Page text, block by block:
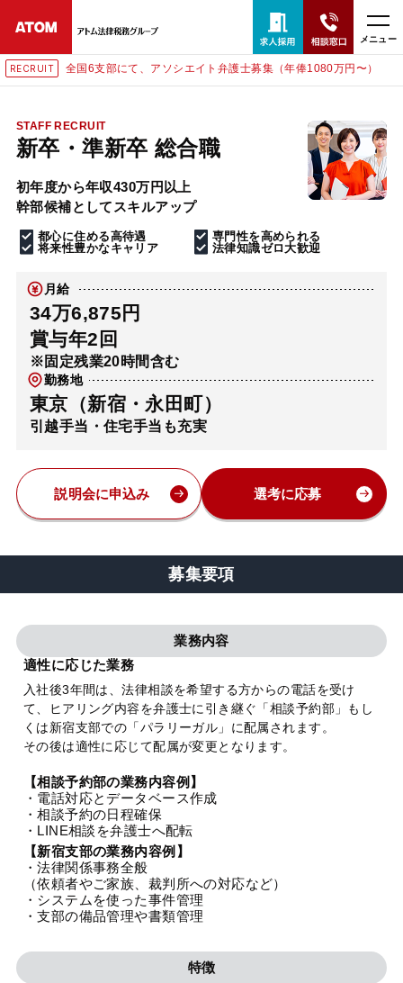
メニュー
全国6支部にて、アソシエイト弁護士募集（年俸1080万円〜）
STAFF RECRUIT
新卒・準新卒 総合職
初年度から年収430万円以上
幹部候補としてスキルアップ
都心に住める高待遇
専門性を高められる
将来性豊かなキャリア
法律知識ゼロ大歓迎
月給
34万6,875円
賞与年2回
※固定残業20時間含む
勤務地
東京（新宿・永田町）
引越手当・住宅手当も充実
説明会に申込み 選考に応募
募集要項
業務内容
適性に応じた業務
入社後3年間は、法律相談を希望する方からの電話を受け
て、ヒアリング内容を弁護士に引き継ぐ「相談予約部」もし
くは新宿支部での「パラリーガル」に配属されます。
その後は適性に応じて配属が変更となります。
【相談予約部の業務内容例】
・電話対応とデータベース作成
・相談予約の日程確保
・LINE相談を弁護士へ配転
【新宿支部の業務内容例】
・法律関係事務全般
（依頼者やご家族、裁判所への対応など）
・システムを使った事件管理
・支部の備品管理や書類管理
特徴
24時間365日全国対応
無料相談窓口はこちら
電話・LINE・メールで相談予約受付中
ホーム
解決実績
アクセス
弁護士・税理士
お知らせ
特設サイト
法人グループ
プライバシーポリシー 利用規約 内部通報
TikTok受賞 定義集